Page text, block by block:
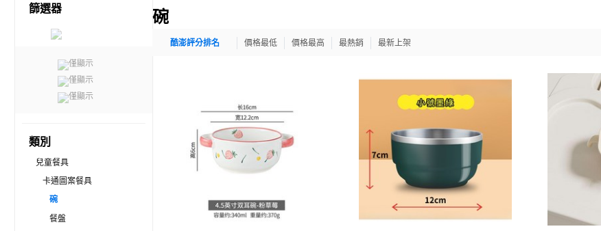
篩選器
僅顯示
僅顯示
僅顯示
類別
兒童餐具
卡通圖案餐具
碗
餐盤
碗
酷澎評分排名 價格最低 價格最高 最熱銷 最新上架